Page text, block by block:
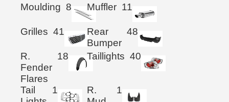
Moulding 8 Muffler 11
Grilles 41
Rear
Bumper
48
R.
Fender
Flares
18 Taillights 40
Tail
1
R.
1